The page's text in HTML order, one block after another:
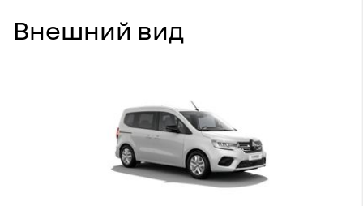
Внешний вид